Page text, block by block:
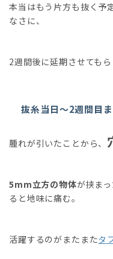
本当はもう片方も抜く予
なさに、
2週間後に延期させてもら
抜糸当日〜2週間目
腫れが引いたことから、
5mm立方の物体が挟ま
ると地味に痛む。
活躍するのがまたまたタ